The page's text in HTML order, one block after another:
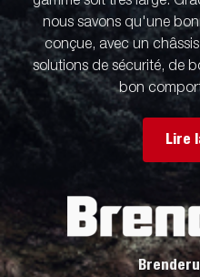
nous savons qu'une
conçue, avec un
solutions de sécurité, de
bon
Lire